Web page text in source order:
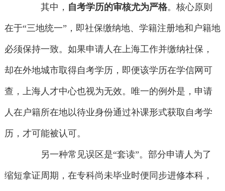
其中， 自考学历的审核尤为严格。核心原则
在于“三地统一”，即社保缴纳地、学籍注册地和户籍地
必须保持一致。如果申请人在上海工作并缴纳社保，
却在外地城市取得自考学历，即便该学历在学信网可
查，上海人才中心也视为无效。唯一的例外是，申请
人在户籍所在地以待业身份通过补课形式获取自考学
历，才可能被认可。
另一种常见误区是“套读”。部分申请人为了
缩短拿证周期，在专科尚未毕业时便同步进修本科，